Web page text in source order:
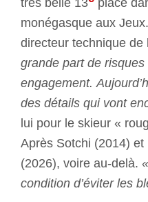
monégasque aux Jeux.
directeur technique
grande part de
engagement.
des détails qui vont
lui pour le skieur «
Après Sotchi (2014)
(2026), voire au-delà.
condition d’éviter les